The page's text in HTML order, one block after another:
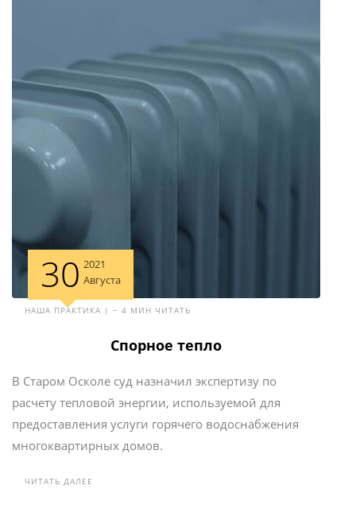
30 2021
Августа
НАША ПРАКТИКА | ~ 4 МИН ЧИТАТЬ
Спорное тепло
В Старом Осколе суд назначил экспертизу по
расчету тепловой энергии, используемой для
предоставления услуги горячего водоснабжения
многоквартирных домов.
ЧИТАТЬ ДАЛЕЕ